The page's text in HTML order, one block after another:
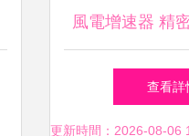
風電增速器 精
軟件的雙
查看詳
更新時間：2026-08-06